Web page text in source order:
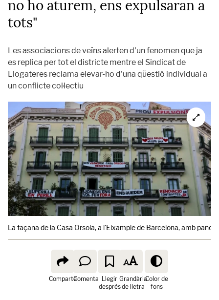
no ho aturem, ens expulsaran a
tots"
Les associacions de veïns alerten d'un fenomen que ja
es replica per tot el districte mentre el Sindicat de
Llogateres reclama elevar-ho d'una qüestió individual a
un conflicte col·lectiu
La façana de la Casa Orsola, a l'Eixample de Barcelona, ​​amb
ComparteComenta Llegir
després
Grandària
de lletra
Color de
fons